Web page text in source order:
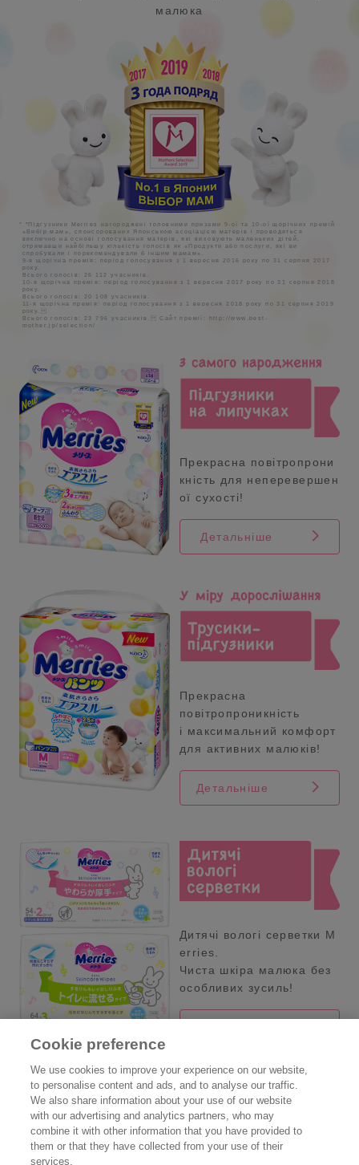
малюка
* "Підгузники Merries нагороджені головними призами 9-ої та 10-ої щорічних премій
«Вибір мам», спонсорованих Японською асоціацією матерів і проводяться
виключно на основі голосування матерів, які виховують маленьких дітей,
отримавши найбільшу кількість голосів як «Продукти або послуги, які ви
спробували і порекомендували б іншим мамам».
9-я щорічна премія: період голосування з 1 вересня 2016 року по 31 серпня 2017
року.
Всього голосів: 26 112 учасників.
10-я щорічна премія: період голосування з 1 вересня 2017 року по 31 серпня 2018
року.
Всього голосів: 20 108 учасників.
11-я щорічна премія: період голосування з 1 вересня 2018 року по 31 серпня 2019
року.
Всього голосів: 23 796 учасників. Сайт премії: http://www.best-
mother.jp/selection/
Прекрасна повітропрони
кність для неперевершен
ої сухості!
Детальніше
Прекрасна
повітропроникність
і максимальний комфорт
для активних малюків!
Детальніше
Дитячі вологі серветки M
erries.
Чиста шкіра малюка без
особливих зусиль!
Продукція Merries
Карта Сайту
Cookie preference
We use cookies to improve your experience on our website,
to personalise content and ads, and to analyse our traffic.
We also share information about your use of our website
with our advertising and analytics partners, who may
combine it with other information that you have provided to
them or that they have collected from your use of their
services.